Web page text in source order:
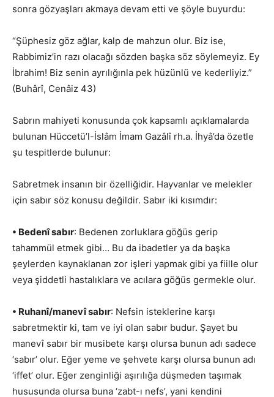
sonra gözyaşları akmaya devam etti ve şöyle buyurdu:
“Şüphesiz göz ağlar, kalp de mahzun olur. Biz ise,
Rabbimiz’in razı olacağı sözden başka söz söylemeyiz. Ey
İbrahim! Biz senin ayrılığınla pek hüzünlü ve kederliyiz.”
(Buhârî, Cenâiz 43)
Sabrın mahiyeti konusunda çok kapsamlı açıklamalarda
bulunan Hüccetü’l-İslâm İmam Gazâlî rh.a. İhyâ’da özetle
şu tespitlerde bulunur:
Sabretmek insanın bir özelliğidir. Hayvanlar ve melekler
için sabır söz konusu değildir. Sabır iki kısımdır:
• Bedenî sabır: Bedenen zorluklara göğüs gerip
tahammül etmek gibi… Bu da ibadetler ya da başka
şeylerden kaynaklanan zor işleri yapmak gibi ya fiille olur
veya şiddetli hastalıklara ve acılara göğüs germekle olur.
• Ruhanî/manevî sabır: Nefsin isteklerine karşı
sabretmektir ki, tam ve iyi olan sabır budur. Şayet bu
manevî sabır bir musibete karşı olursa bunun adı sadece
‘sabır’ olur. Eğer yeme ve şehvete karşı olursa bunun adı
‘iffet’ olur. Eğer zenginliği aşırılığa düşmeden taşımak
hususunda olursa buna ‘zabt-ı nefs’, yani kendini